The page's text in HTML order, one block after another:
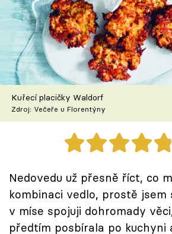
Články
TV Program
Škola vaření
Recepty z TV
Speciál: Cuketa
Těhotnej kuchař
Sledujte prima+
Kuřecí placičky Waldorf
Zdroj: Večeře u Florentýny
Nedovedu už přesně říct, co
kombinaci vedlo, prostě
v míse spojuji dohromady
předtím posbírala po kuchyni